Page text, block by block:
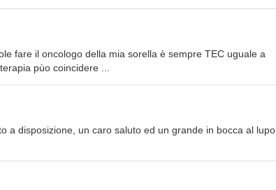
fare il oncologo della mia sorella è sempre TEC uguale a
pùo coincidere ...
a disposizione, un caro saluto ed un grande in bocca al lupo